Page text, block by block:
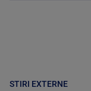
STIRI EXTERNE